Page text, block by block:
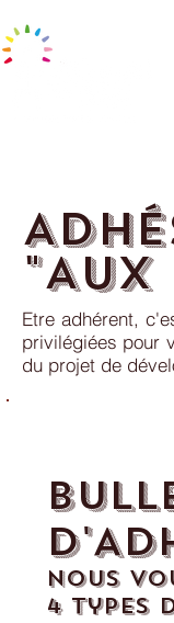
Etre adhérent,
privilégiées pour
du projet de
Nous
4 types